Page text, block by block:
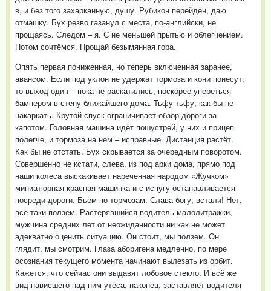
в, и без того захарканную, душу. Рубикон перейдён, даю
отмашку. Бух резво газанул с места, по-английски, не
прощаясь. Следом – я. С не меньшей прытью и облегчением.
Потом сочтёмся. Прощай безымянная гора.
Опять первая пониженная, но теперь включенная заранее,
авансом. Если под уклон не удержат тормоза и кони понесут,
то выход один – пока не раскатились, поскорее упереться
бампером в стену ближайшего дома. Тьфу-тьфу, как бы не
накаркать. Крутой спуск ограничивает обзор дороги за
капотом. Головная машина идёт пошустрей, у них и прицеп
полегче, и тормоза на нем – исправные. Дистанция растёт.
Как бы не отстать. Бух скрывается за очередным поворотом.
Совершенно не кстати, слева, из под арки дома, прямо под
наши колеса выскакивает нареченная народом «Жучком»
миниатюрная красная машинка и с испугу останавливается
посреди дороги. Бьём по тормозам. Слава богу, встали! Нет,
все-таки ползем. Растерявшийся водитель малолитражки,
мужчина средних лет от неожиданности ни как не может
адекватно оценить ситуацию. Он стоит, мы ползем. Он
глядит, мы смотрим. Глаза аборигена медленно, по мере
осознания текущего момента начинают вылезать из орбит.
Кажется, что сейчас они выдавят лобовое стекло. И всё же
вид нависшего над ним утёса, наконец, заставляет водителя